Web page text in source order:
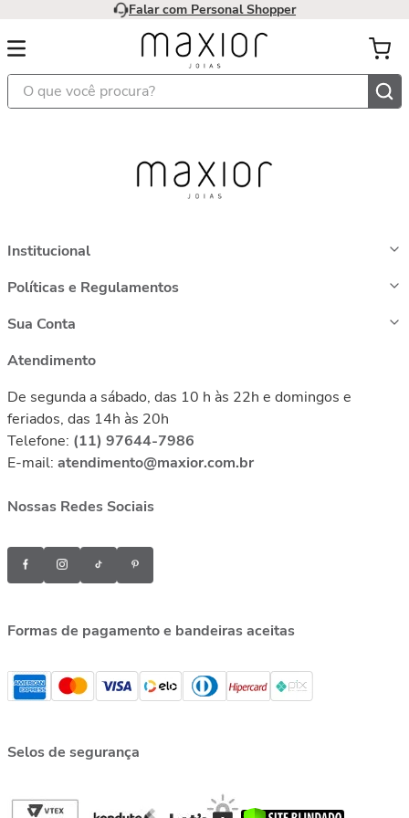
Falar com Personal Shopper
O que você procura?
Institucional
Políticas e Regulamentos
Sua Conta
Atendimento
De segunda a sábado, das 10 h às 22h e domingos e
feriados, das 14h às 20h
Telefone: (11) 97644-7986
E-mail: atendimento@maxior.com.br
Nossas Redes Sociais
Formas de pagamento e bandeiras aceitas
Selos de segurança